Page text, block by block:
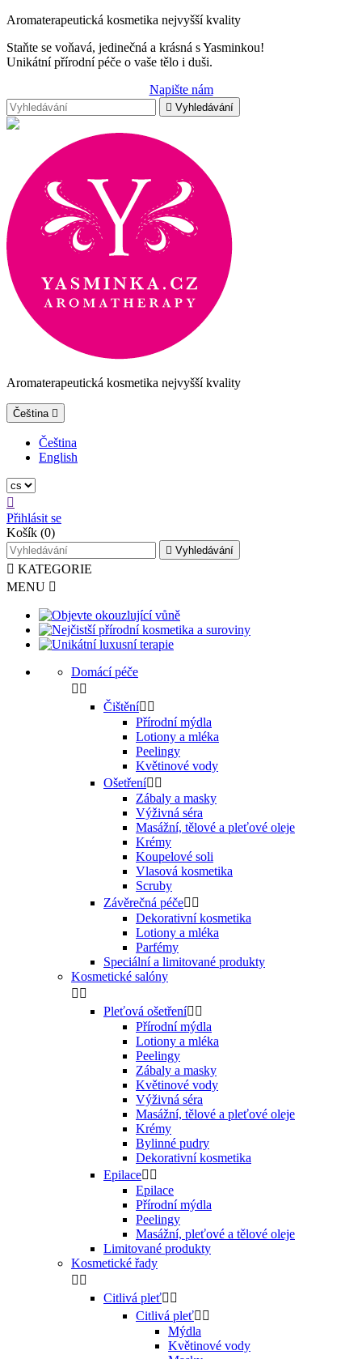
Aromaterapeutická kosmetika nejvyšší kvality
Staňte se voňavá, jedinečná a krásná s Yasminkou!
Unikátní přírodní péče o vaše tělo i duši.
Napište nám
 Vyhledávání
Aromaterapeutická kosmetika nejvyšší kvality
Čeština 
Čeština
English

Přihlásit se
Košík (0)
 Vyhledávání
 KATEGORIE
MENU 
Domácí péče
 
Čištění 
Přírodní mýdla
Lotiony a mléka
Peelingy
Květinové vody
Ošetření 
Zábaly a masky
Výživná séra
Masážní, tělové a pleťové oleje
Krémy
Koupelové soli
Vlasová kosmetika
Scruby
Závěrečná péče 
Dekorativní kosmetika
Lotiony a mléka
Parfémy
Speciální a limitované produkty
Kosmetické salóny
 
Pleťová ošetření 
Přírodní mýdla
Lotiony a mléka
Peelingy
Zábaly a masky
Květinové vody
Výživná séra
Masážní, tělové a pleťové oleje
Krémy
Bylinné pudry
Dekorativní kosmetika
Epilace 
Epilace
Přírodní mýdla
Peelingy
Masážní, pleťové a tělové oleje
Limitované produkty
Kosmetické řady
 
Citlivá pleť 
Citlivá pleť 
Mýdla
Květinové vody